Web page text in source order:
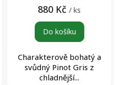
880 Kč / ks
Do košíku
Charakterově bohatý a
svůdný Pinot Gris z
chladnější...